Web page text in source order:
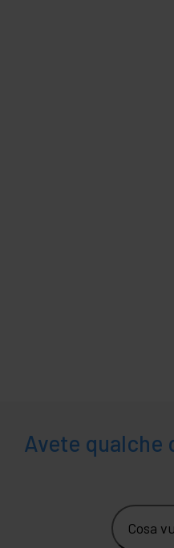
Avete qualche
Cosa